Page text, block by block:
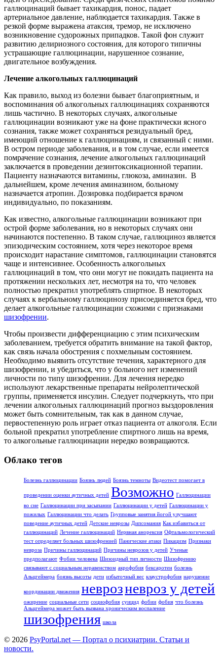
галлюцинаций бывает тахикардия, понос, падает
артериальное давление, наблюдается тахикардия. Также в
резкой форме выражена атаксия, тремор, не исключено
возникновение судорожных припадков. Такой фон служит
развитию делириозного состояния, для которого типичны
устрашающие галлюцинации, нарушенное сознание,
двигательное возбуждения.
Лечение алкогольных галлюцинаций
Как правило, выход из болезни бывает благоприятным, и
воспоминания об алкогольных галлюцинациях сохраняются
лишь частично. В некоторых случаях, алкогольные
галлюцинации возникают уже на фоне практически ясного
сознания, также может сохраняться резидуальный бред,
имеющий отношение к галлюцинациям, и связанный с ними.
В остром периоде заболевания, и в том случае, если имеется
помрачение сознания, лечение алкогольных галлюцинаций
заключается в проведении дезинтоксикационной терапии.
Пациенту назначаются витамины, глюкоза, аминазин. В
дальнейшем, кроме лечения аминазином, больному
назначается атропин. Дозировка подбирается врачом
индивидуально, по показаниям.
Как известно, алкогольные галлюцинации возникают при
острой форме заболевания, но в некоторых случаях они
начинаются постепенно. В таком случае, галлюциноз является
эпизодическим состоянием, хотя через некоторое время
происходит нарастание симптомов, галлюцинации становятся
чаще и интенсивнее. Особенность алкогольных
галлюцинаций в том, что они могут не покидать пациента на
протяжении нескольких лет, несмотря на то, что человек
полностью прекратил употреблять спиртное. В некоторых
случаях к вербальному галлюцинозу присоединяется бред, что
делает алкогольные галлюцинации схожими с признаками
шизофрении.
Чтобы произвести дифференциацию с этим психическим
заболеванием, требуется обратить внимание на такой фактор,
как связь начала обострения с похмельным состоянием.
Необходимо выявить отсутствие течения, характерного для
шизофрении, и убедиться, что у больного нет изменений
личности по типу шизофрении. Для лечения нередко
используют лекарственные препараты нейролептической
группы, применяется инсулин. Следует подчеркнуть, что при
лечении алкогольных галлюцинаций прогноз выздоровления
может быть сомнительным, так как в данном случае,
первостепенную роль играет отказ пациента от алкоголя. Если
больной прекратил употребление спиртного лишь на время,
то алкогольные галлюцинации нередко возвращаются.
Облако тегов
Болезнь галлюцинации Боязнь людей Боязнь темноты Видеотест помогает в
проведении оценки аутичных детей Возможно Галлюцинации
во сне Галлюцинации при засыпании Галлюцинации у детей Галлюцинации у
пожилых Галлюцинации что делать Групповые занятия йогой улучшают
поведение аутичных детей Детские неврозы Дипсомания Как избавиться от
галлюцинаций Лечение галлюцинаций Нервная анорексия Офтальмологический
тест определяет больных шизофренией Панические атаки Пикацизм Признаки
невроза Причины галлюцинаций Причины неврозов у детей Ученые
предполагают Фобии человека Шизоидный тип личности Шизофрению
связывают с социальным неравенством акрофобия бексаротен болезнь
Альцгеймера боязнь высоты дети избыточный вес клаустрофобия нарушение
координации движения неврозневроз у детей
ожирение социальные сети социофобия суицид фобии фобия что болезнь
Альцгеймера может быть вызвана хроническим воспаление
шизофрения школа
© 2026 PsyPortal.net — Портал о психиатрии. Статьи и
новости.